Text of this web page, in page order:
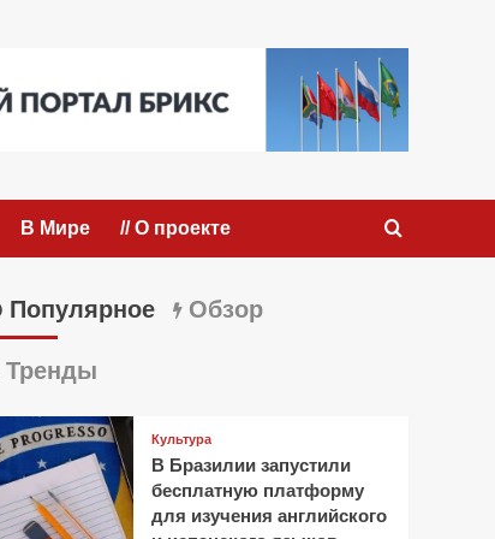
В Мире // О проекте
Популярное Обзор
Тренды
Культура
В Бразилии запустили
бесплатную платформу
для изучения английского